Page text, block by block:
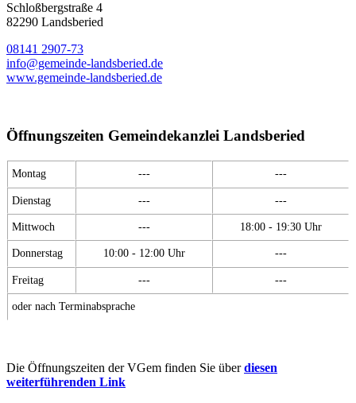
Schloßbergstraße 4
82290 Landsberied
08141 2907-73
info@gemeinde-landsberied.de
www.gemeinde-landsberied.de
Öffnungszeiten Gemeindekanzlei Landsberied
Montag --- ---
Dienstag --- ---
Mittwoch --- 18:00 - 19:30 Uhr
Donnerstag 10:00 - 12:00 Uhr ---
Freitag --- ---
oder nach Terminabsprache
Die Öffnungszeiten der VGem finden Sie überdiesen
weiterführenden Link